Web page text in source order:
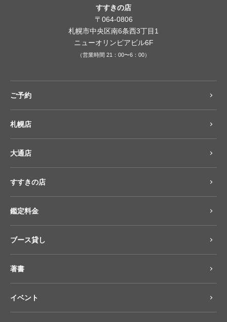
すすきの店
〒064-0806
札幌市中央区南6条西3丁目1
ニューオリンピアビル6F
（営業時間 21：00〜6：00）
ご予約
札幌店
大通店
すすきの店
鑑定料金
ブース貸し
著書
イベント